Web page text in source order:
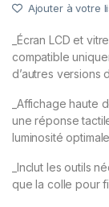
Ajouter à votre
_Écran LCD et
compatible
d’autres versions
_Affichage haute
une réponse
luminosité optimale_
_Inclut les outils
que la colle pour